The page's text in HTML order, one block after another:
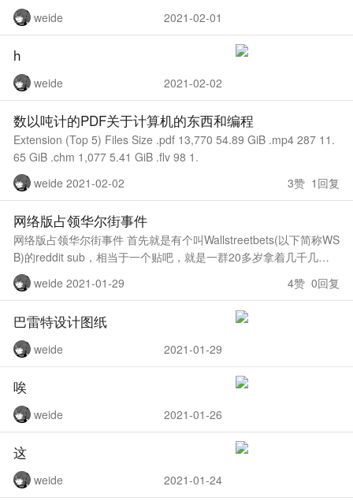
weide 2021-02-01
h
weide 2021-02-02
数以吨计的PDF关于计算机的东西和编程
Extension (Top 5) Files Size .pdf 13,770 54.89 GiB .mp4 287 11.
65 GiB .chm 1,077 5.41 GiB .flv 98 1.
weide 2021-02-02
3赞 1回复
网络版占领华尔街事件
网络版占领华尔街事件 首先就是有个叫Wallstreetbets(以下简称WS
B)的reddit sub，相当于一个贴吧，就是一群20多岁拿着几千几万
块钱把股市当赌场各种骚操作的社区，经常有一天几十倍
weide 2021-01-29 4赞 0回复
巴雷特设计图纸
weide 2021-01-29
唉
weide 2021-01-26
这
weide 2021-01-24